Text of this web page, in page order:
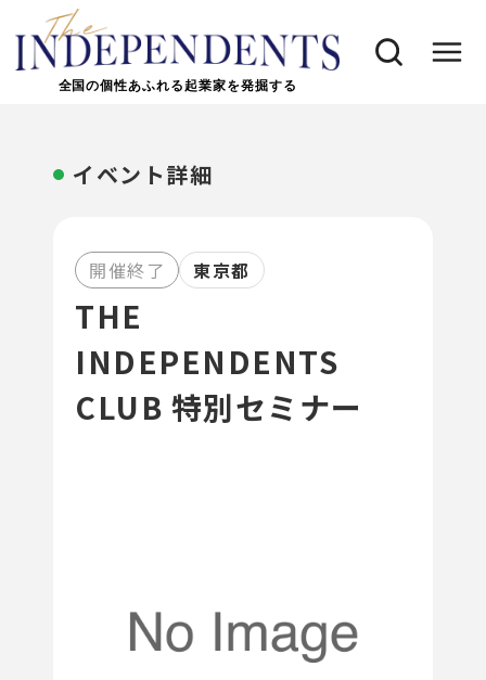
全国の個性あふれる起業家を発掘する
イベント詳細
開催終了 東京都
THE
INDEPENDENTS
CLUB 特別セミナー